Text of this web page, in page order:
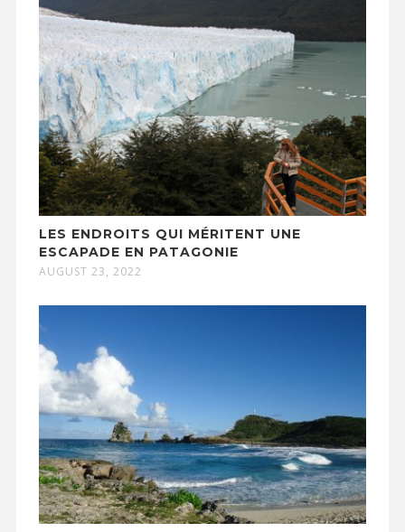
LES ENDROITS QUI MÉRITENT UNE
ESCAPADE EN PATAGONIE
AUGUST 23, 2022